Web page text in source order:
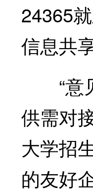
24365
信息共享
“意见
供需对
大学招
的友好